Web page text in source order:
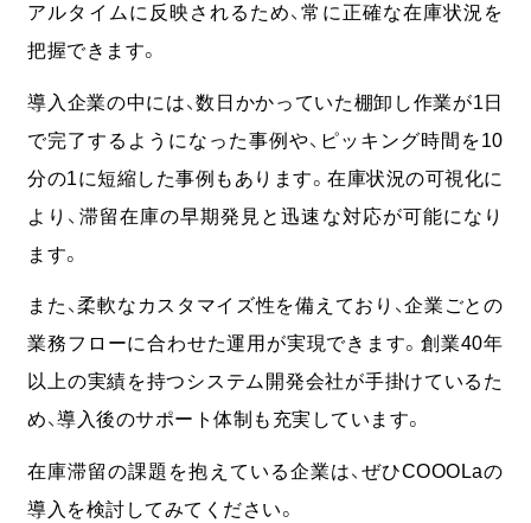
アルタイムに反映されるため、常に正確な在庫状況を
把握できます。
導入企業の中には、数日かかっていた棚卸し作業が1日
で完了するようになった事例や、ピッキング時間を10
分の1に短縮した事例もあります。在庫状況の可視化に
より、滞留在庫の早期発見と迅速な対応が可能になり
ます。
また、柔軟なカスタマイズ性を備えており、企業ごとの
業務フローに合わせた運用が実現できます。創業40年
以上の実績を持つシステム開発会社が手掛けているた
め、導入後のサポート体制も充実しています。
在庫滞留の課題を抱えている企業は、ぜひCOOOLaの
導入を検討してみてください。